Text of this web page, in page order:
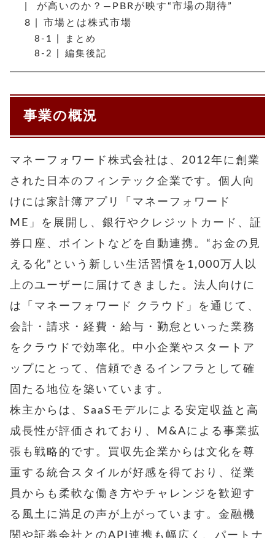
が高いのか？―PBRが映す“市場の期待”
市場とは株式市場
まとめ
編集後記
事業の概況
マネーフォワード株式会社は、2012年に創業
された日本のフィンテック企業です。個人向
けには家計簿アプリ「マネーフォワード
ME」を展開し、銀行やクレジットカード、証
券口座、ポイントなどを自動連携。“お金の見
える化”という新しい生活習慣を1,000万人以
上のユーザーに届けてきました。法人向けに
は「マネーフォワード クラウド」を通じて、
会計・請求・経費・給与・勤怠といった業務
をクラウドで効率化。中小企業やスタートア
ップにとって、信頼できるインフラとして確
固たる地位を築いています。
株主からは、SaaSモデルによる安定収益と高
成長性が評価されており、M&Aによる事業拡
張も戦略的です。買収先企業からは文化を尊
重する統合スタイルが好感を得ており、従業
員からも柔軟な働き方やチャレンジを歓迎す
る風土に満足の声が上がっています。金融機
関や証券会社とのAPI連携も幅広く、パートナ